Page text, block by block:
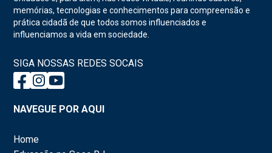
memórias, tecnologias e conhecimentos para compreensão e
prática cidadã de que todos somos influenciados e
influenciamos a vida em sociedade.
SIGA NOSSAS REDES SOCAIS
NAVEGUE POR AQUI
Home